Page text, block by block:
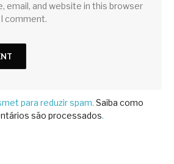
email, and website in this browser
comment.
para reduzir spam. Saiba como
são processados.